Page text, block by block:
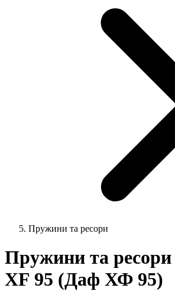
Пружини та ресори
Пружини та
XF 95 (Даф ХФ 95)